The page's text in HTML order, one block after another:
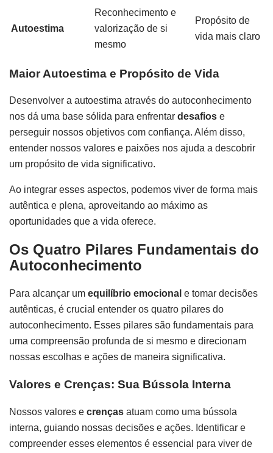
Autoestima
Reconhecimento e
valorização de si
mesmo
Propósito de
vida mais claro
Maior Autoestima e Propósito de Vida
Desenvolver a autoestima através do autoconhecimento
nos dá uma base sólida para enfrentar desafios e
perseguir nossos objetivos com confiança. Além disso,
entender nossos valores e paixões nos ajuda a descobrir
um propósito de vida significativo.
Ao integrar esses aspectos, podemos viver de forma mais
autêntica e plena, aproveitando ao máximo as
oportunidades que a vida oferece.
Os Quatro Pilares Fundamentais do
Autoconhecimento
Para alcançar um equilíbrio emocional e tomar decisões
autênticas, é crucial entender os quatro pilares do
autoconhecimento. Esses pilares são fundamentais para
uma compreensão profunda de si mesmo e direcionam
nossas escolhas e ações de maneira significativa.
Valores e Crenças: Sua Bússola Interna
Nossos valores e crenças atuam como uma bússola
interna, guiando nossas decisões e ações. Identificar e
compreender esses elementos é essencial para viver de